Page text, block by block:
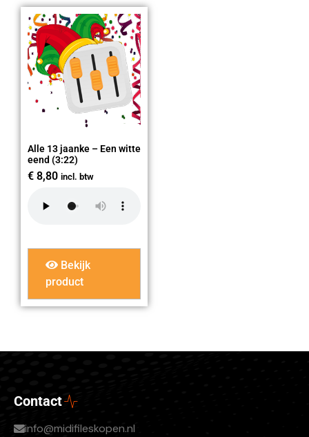
Alle 13 jaanke – Een witte
eend (3:22)
€ 8,80 incl. btw
Bekijk
product
Contact
info@midifileskopen.nl